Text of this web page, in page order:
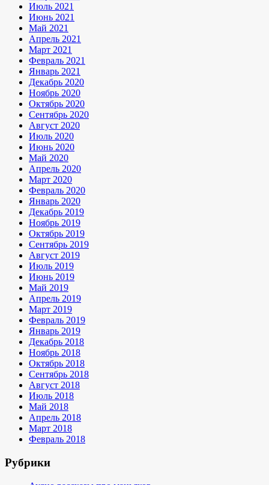
Июль 2021
Июнь 2021
Май 2021
Апрель 2021
Март 2021
Февраль 2021
Январь 2021
Декабрь 2020
Ноябрь 2020
Октябрь 2020
Сентябрь 2020
Август 2020
Июль 2020
Июнь 2020
Май 2020
Апрель 2020
Март 2020
Февраль 2020
Январь 2020
Декабрь 2019
Ноябрь 2019
Октябрь 2019
Сентябрь 2019
Август 2019
Июль 2019
Июнь 2019
Май 2019
Апрель 2019
Март 2019
Февраль 2019
Январь 2019
Декабрь 2018
Ноябрь 2018
Октябрь 2018
Сентябрь 2018
Август 2018
Июль 2018
Май 2018
Апрель 2018
Март 2018
Февраль 2018
Рубрики